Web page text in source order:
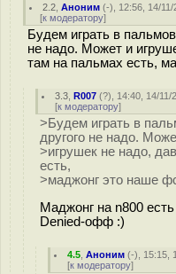
2.2 ,Аноним (-), 12:56, 14/11/
[к модератору]
Будем играть в
не надо. Может и
там на пальмах есть,
3.3 ,R007 (?), 14:40, 14/11/
[к модератору]
>Будем играть в
другого не надо.
>игрушек не надо,
есть,
>маджонг это наше
Маджонг на n800
Denied-офф :)
4.5 ,Аноним (-), 15:15,
[к модератору]